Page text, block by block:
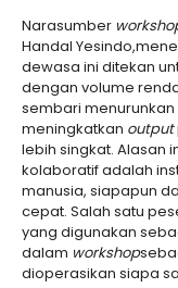
Narasumber
Handal
dewasa ini ditekan
dengan volume
sembari
meningkatkan output
lebih singkat. Alasan
kolaboratif adalah
manusia, siapapun
cepat. Salah satu
yang digunakan
dalam workshop
dioperasikan siapa